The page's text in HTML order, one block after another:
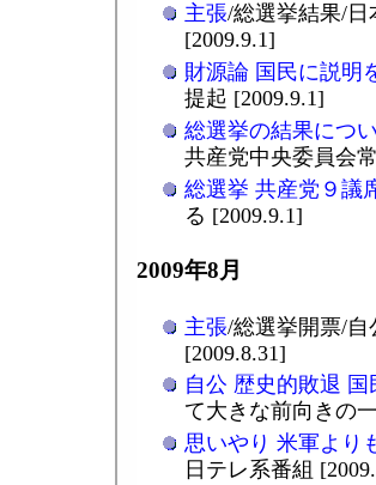
主張/総選挙結果/日
[2009.9.1]
財源論 国民に説明
提起 [2009.9.1]
総選挙の結果につ
共産党中央委員会
総選挙 共産党９議
る [2009.9.1]
2009年8月
主張/総選挙開票/自
[2009.8.31]
自公 歴史的敗退
て大きな前向きの
思いやり 米軍より
日テレ系番組